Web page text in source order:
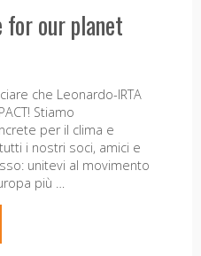
da decenni
è disponibile
e la popolazione
Un’indagine sul
Biagioli. …
for our planet
che Leonardo-IRTA
Stiamo
per​ il clima e
i nostri soci, amici e
unitevi al movimento
più …